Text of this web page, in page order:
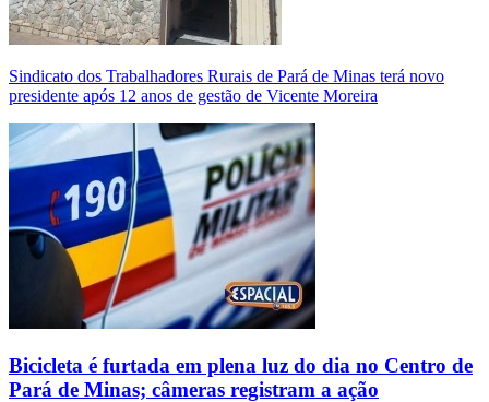
Sindicato dos Trabalhadores Rurais de Pará de Minas terá novo
presidente após 12 anos de gestão de Vicente Moreira
Bicicleta é furtada em plena luz do dia no Centro de
Pará de Minas; câmeras registram a ação